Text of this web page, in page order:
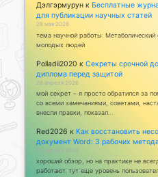
Дэлгэрмурун к Бесплатные
для публикации научных статей
28 мая 2026
тема научной работы:
молодых людей
Polladii2020 к Секреты срочной
диплома перед защитой
28 апреля 2026
мой секрет – я просто обратился за
со всеми замечаниями, советами,
внесли правки, показал…
Red2026 к Как восстановить
документ Word: 3 рабочих
23 апреля 2026
хороший обзор, но на практике не
работают. тут еще уровень